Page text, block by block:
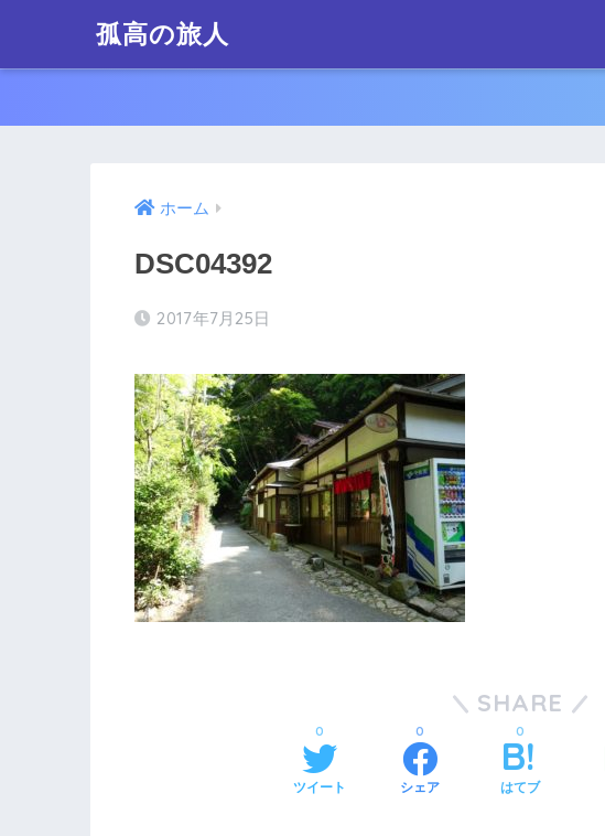
孤高の旅人
ホーム
DSC04392
2017年7月25日
SHARE
ツイート
0
シェア
0
はてブ
0